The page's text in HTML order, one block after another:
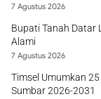
7 Agustus 2026
Bupati Tanah Datar
Alami
7 Agustus 2026
Timsel Umumkan
Sumbar 2026-2031